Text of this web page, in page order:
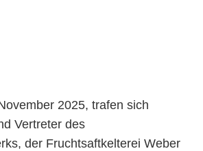
2025, trafen sich
Vertreter des
der Fruchtsaftkelterei Weber